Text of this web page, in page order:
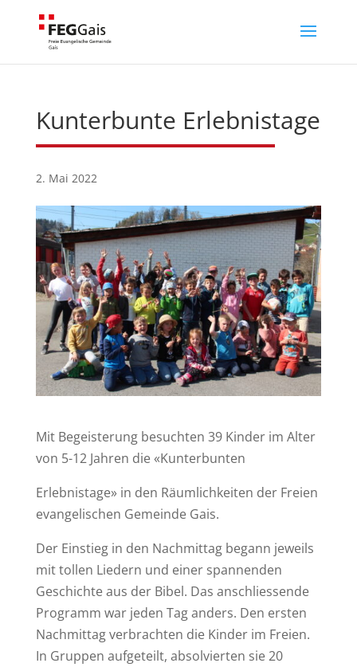
Kunterbunte Erlebnistage
2. Mai 2022
Mit Begeisterung besuchten 39 Kinder im Alter
von 5-12 Jahren die «Kunterbunten
Erlebnistage» in den Räumlichkeiten der Freien
evangelischen Gemeinde Gais.
Der Einstieg in den Nachmittag begann jeweils
mit tollen Liedern und einer spannenden
Geschichte aus der Bibel. Das anschliessende
Programm war jeden Tag anders. Den ersten
Nachmittag verbrachten die Kinder im Freien.
In Gruppen aufgeteilt, absolvierten sie 20